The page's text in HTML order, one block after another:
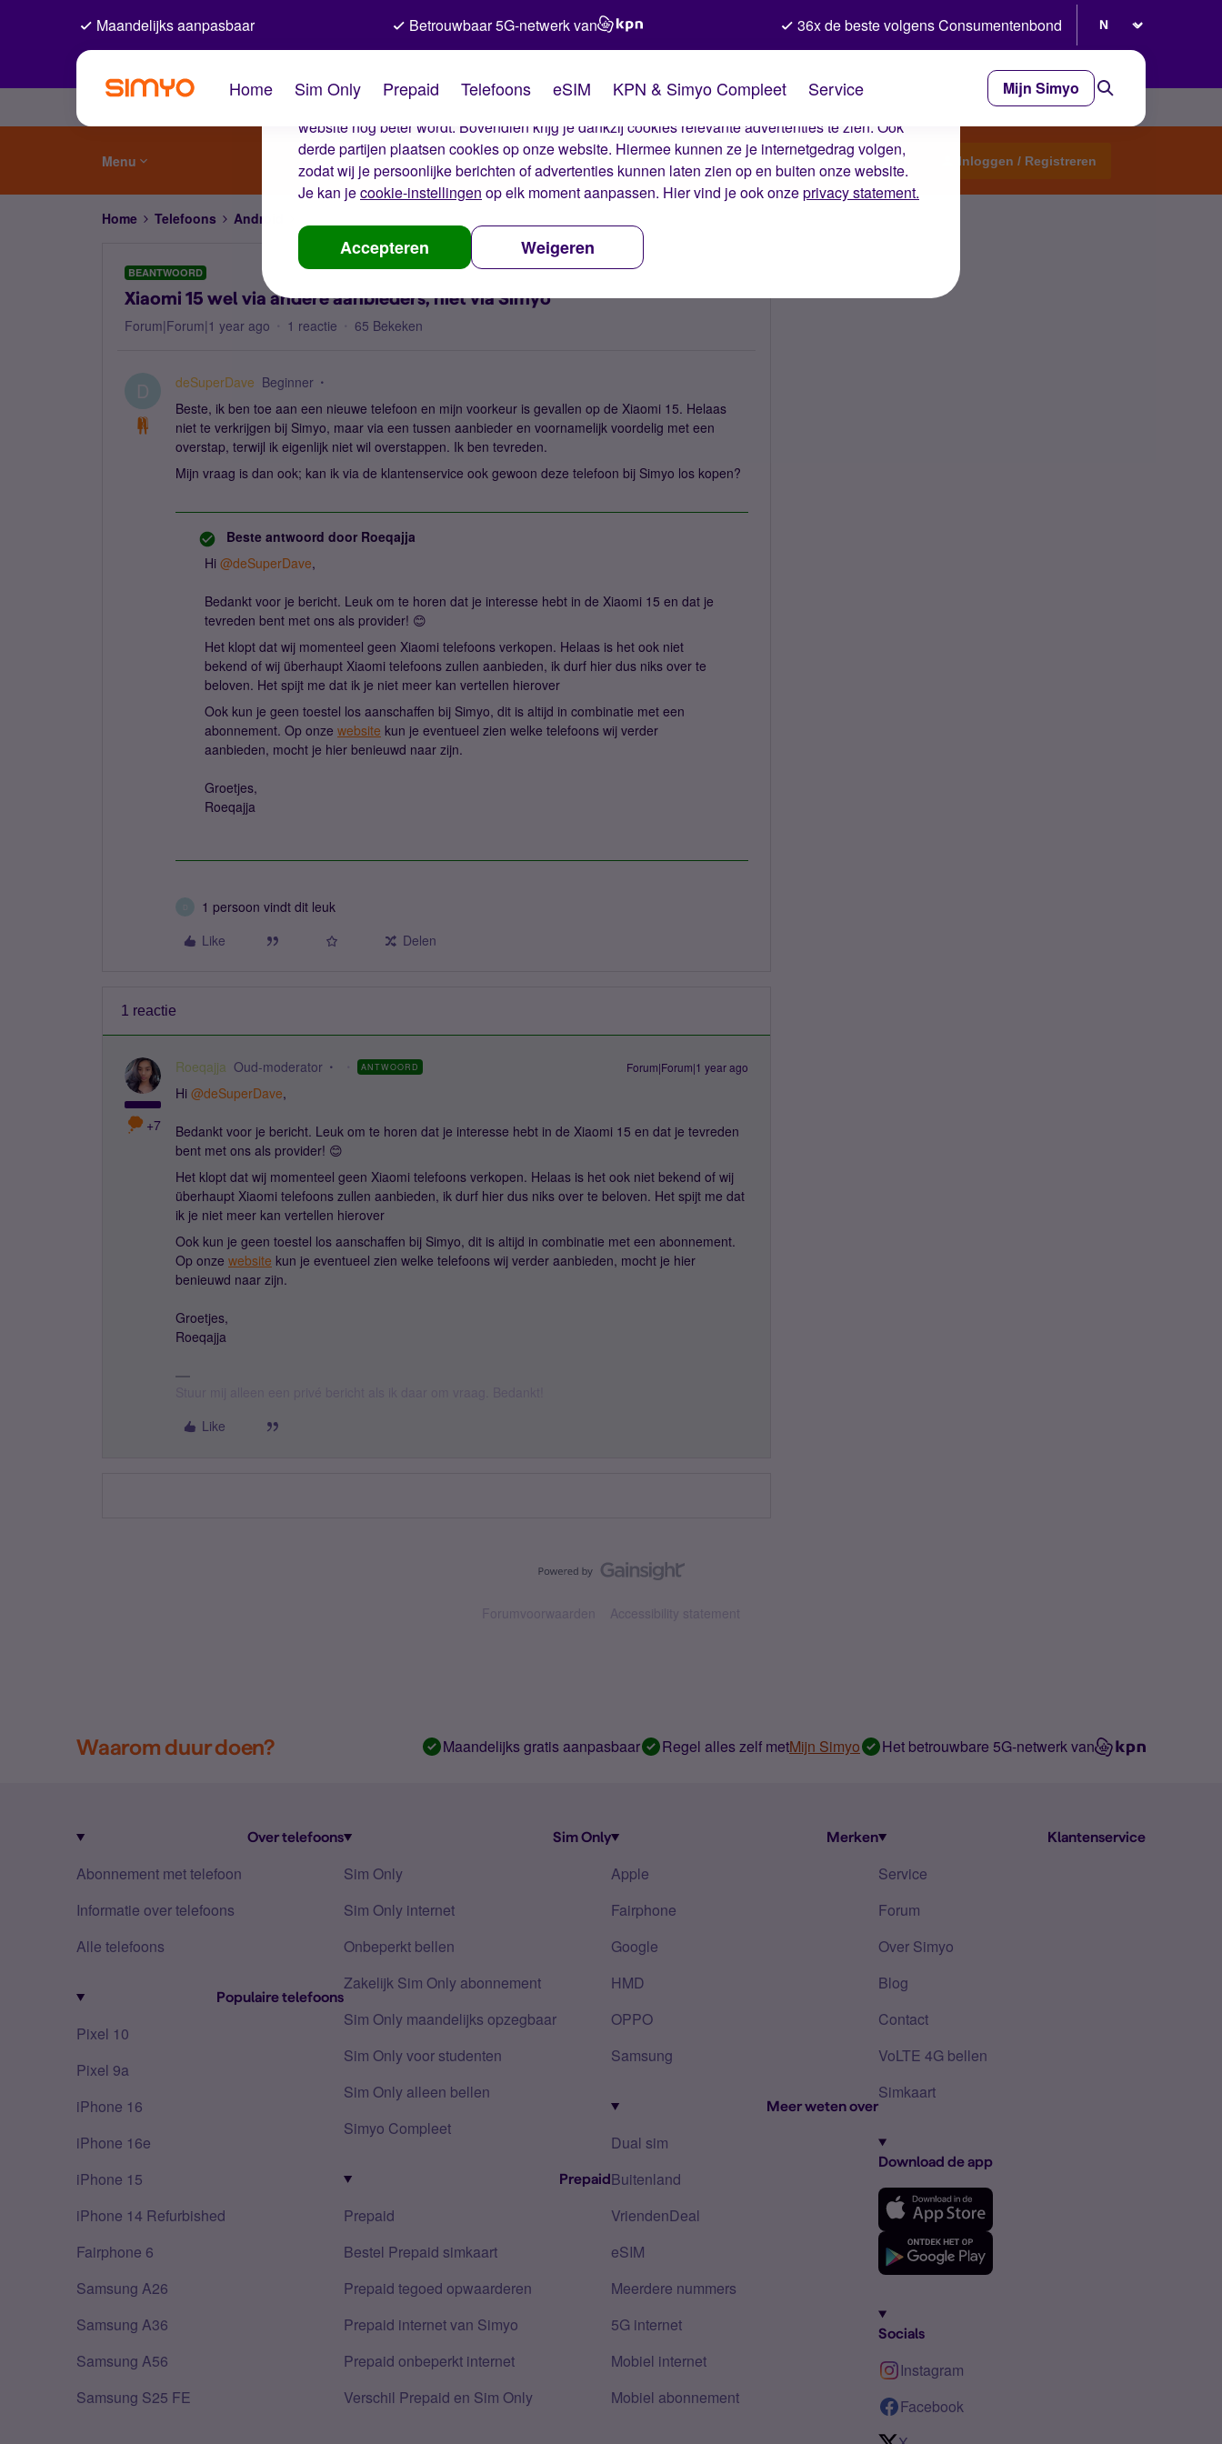
De cookies van Simyo
Wij gebruiken cookies op onze website. Met deze cookies zorgen wij ervoor dat je ervaring op de
website nog beter wordt. Bovendien krijg je dankzij cookies relevante advertenties te zien. Ook
derde partijen plaatsen cookies op onze website. Hiermee kunnen ze je internetgedrag volgen,
zodat wij je persoonlijke berichten of advertenties kunnen laten zien op en buiten onze website.
Je kan jecookie-instellingen op elk moment aanpassen. Hier vind je ook onzeprivacy statement.
Accepteren Weigeren
Maandelijks aanpasbaar Betrouwbaar 5G-netwerk van 36x de beste volgens Consumentenbond
Home Sim Only Prepaid Telefoons eSIM KPN & Simyo Compleet Service Mijn Simyo
Menu Start een topic Inloggen / Registreren
Home Telefoons Android
BEANTWOORD
Xiaomi 15 wel via andere aanbieders, niet via Simyo
Forum|Forum|1 year ago 1 reactie 65 Bekeken
D deSuperDave Beginner
Beste, ik ben toe aan een nieuwe telefoon en mijn voorkeur is gevallen op de Xiaomi 15. Helaas
niet te verkrijgen bij Simyo, maar via een tussen aanbieder en voornamelijk voordelig met een
overstap, terwijl ik eigenlijk niet wil overstappen. Ik ben tevreden.
Mijn vraag is dan ook; kan ik via de klantenservice ook gewoon deze telefoon bij Simyo los kopen?
Beste antwoord door Roeqajja
Hi ​ @deSuperDave,
Bedankt voor je bericht. Leuk om te horen dat je interesse hebt in de Xiaomi 15 en dat je
tevreden bent met ons als provider! 😊
Het klopt dat wij momenteel geen Xiaomi telefoons verkopen. Helaas is het ook niet
bekend of wij überhaupt Xiaomi telefoons zullen aanbieden, ik durf hier dus niks over te
beloven. Het spijt me dat ik je niet meer kan vertellen hierover
Ook kun je geen toestel los aanschaffen bij Simyo, dit is altijd in combinatie met een
abonnement. Op onze website kun je eventueel zien welke telefoons wij verder
aanbieden, mocht je hier benieuwd naar zijn.
Groetjes,
Roeqajja
1 persoon vindt dit leuk
Like
Delen
1 reactie
+7
Roeqajja Oud-moderator ANTWOORD Forum|Forum|1 year ago
Hi ​ @deSuperDave,
Bedankt voor je bericht. Leuk om te horen dat je interesse hebt in de Xiaomi 15 en dat je tevreden
bent met ons als provider! 😊
Het klopt dat wij momenteel geen Xiaomi telefoons verkopen. Helaas is het ook niet bekend of wij
überhaupt Xiaomi telefoons zullen aanbieden, ik durf hier dus niks over te beloven. Het spijt me dat
ik je niet meer kan vertellen hierover
Ook kun je geen toestel los aanschaffen bij Simyo, dit is altijd in combinatie met een abonnement.
Op onze website kun je eventueel zien welke telefoons wij verder aanbieden, mocht je hier
benieuwd naar zijn.
Groetjes,
Roeqajja
Like
Forumvoorwaarden Accessibility statement
Waarom duur doen? Maandelijks gratis aanpasbaar Regel alles zelf metMijn Simyo Het betrouwbare 5G-netwerk van
Over telefoons
Abonnement met telefoon
Informatie over telefoons
Alle telefoons
Populaire telefoons
Pixel 10
Pixel 9a
iPhone 16
iPhone 16e
iPhone 15
iPhone 14 Refurbished
Fairphone 6
Samsung A26
Samsung A36
Samsung A56
Samsung S25 FE
Sim Only
Sim Only
Sim Only internet
Onbeperkt bellen
Zakelijk Sim Only abonnement
Sim Only maandelijks opzegbaar
Sim Only voor studenten
Sim Only alleen bellen
Simyo Compleet
Prepaid
Prepaid
Bestel Prepaid simkaart
Prepaid tegoed opwaarderen
Prepaid internet van Simyo
Prepaid onbeperkt internet
Verschil Prepaid en Sim Only
Merken
Apple
Fairphone
Google
HMD
OPPO
Samsung
Meer weten over
Dual sim
Buitenland
VriendenDeal
eSIM
Meerdere nummers
5G internet
Mobiel internet
Mobiel abonnement
Klantenservice
Service
Forum
Over Simyo
Blog
Contact
VoLTE 4G bellen
Simkaart
Download de app
Socials
Instagram
Facebook